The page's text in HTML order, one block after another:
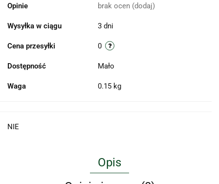
Opinie brak ocen (dodaj)
Wysyłka w ciągu 3 dni
Cena przesyłki 0
Dostępność Mało
Waga 0.15 kg
NIE
Opis